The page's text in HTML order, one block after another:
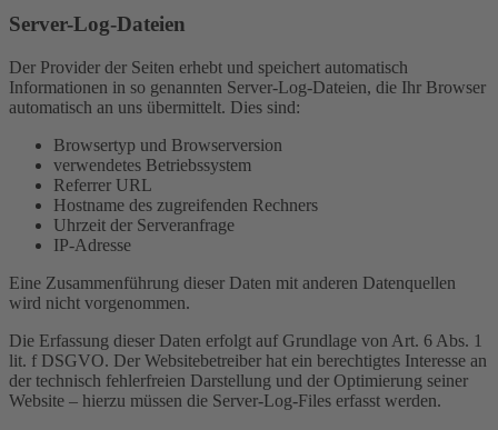
Server-Log-Dateien
Der Provider der Seiten erhebt und speichert automatisch
Informationen in so genannten Server-Log-Dateien, die Ihr Browser
automatisch an uns übermittelt. Dies sind:
Browsertyp und Browserversion
verwendetes Betriebssystem
Referrer URL
Hostname des zugreifenden Rechners
Uhrzeit der Serveranfrage
IP-Adresse
Eine Zusammenführung dieser Daten mit anderen Datenquellen
wird nicht vorgenommen.
Die Erfassung dieser Daten erfolgt auf Grundlage von Art. 6 Abs. 1
lit. f DSGVO. Der Websitebetreiber hat ein berechtigtes Interesse an
der technisch fehlerfreien Darstellung und der Optimierung seiner
Website – hierzu müssen die Server-Log-Files erfasst werden.